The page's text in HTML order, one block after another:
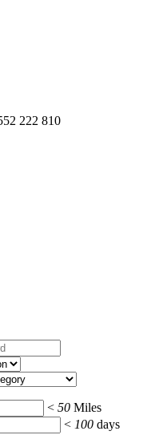
222 810
< 50 Miles
< 100 days